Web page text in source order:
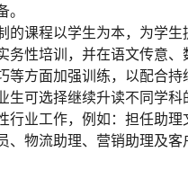
的课程以学生为本，为学生
务性培训，并在语文传意、
等方面加强训练，以配合持
生可选择继续升读不同学
行业工作，例如：担任助理
、物流助理、营销助理及客